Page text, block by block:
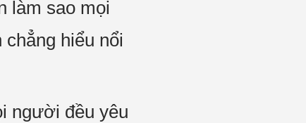
làm sao mọi
hiểu nổi
người đều yêu